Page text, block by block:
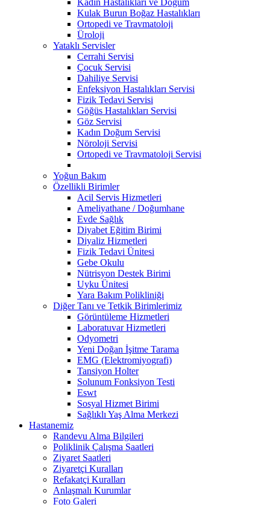
Kulak Burun Boğaz Hastalıkları
Ortopedi ve Travmatoloji
Üroloji
Yataklı Servisler
Cerrahi Servisi
Çocuk Servisi
Dahiliye Servisi
Enfeksiyon Hastalıkları Servisi
Fizik Tedavi Servisi
Göğüs Hastalıkları Servisi
Göz Servisi
Kadın Doğum Servisi
Nöroloji Servisi
Ortopedi ve Travmatoloji Servisi
Yoğun Bakım
Özellikli Birimler
Acil Servis Hizmetleri
Ameliyathane / Doğumhane
Evde Sağlık
Diyabet Eğitim Birimi
Diyaliz Hizmetleri
Fizik Tedavi Ünitesi
Gebe Okulu
Nütrisyon Destek Birimi
Uyku Ünitesi
Yara Bakım Polikliniği
Diğer Tanı ve Tetkik Birimlerimiz
Görüntüleme Hizmetleri
Laboratuvar Hizmetleri
Odyometri
Yeni Doğan İşitme Tarama
EMG (Elektromiyografi)
Tansiyon Holter
Solunum Fonksiyon Testi
Eswt
Sosyal Hizmet Birimi
Sağlıklı Yaş Alma Merkezi
Hastanemiz
Randevu Alma Bilgileri
Poliklinik Çalışma Saatleri
Ziyaret Saatleri
Ziyaretçi Kuralları
Refakatçi Kuralları
Anlaşmalı Kurumlar
Foto Galeri